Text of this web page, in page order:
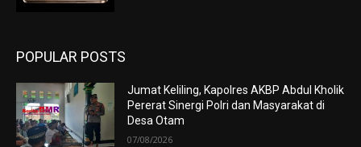
POPULAR POSTS
Jumat Keliling, Kapolres AKBP Abdul Kholik
Pererat Sinergi Polri dan Masyarakat di
Desa Otam
07/08/2026